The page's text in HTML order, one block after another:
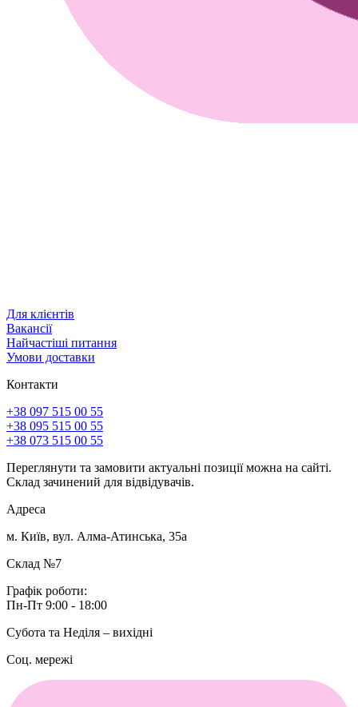
Для клієнтів
Вакансії
Найчастіші питання
Умови доставки
Контакти
+38 097 515 00 55
+38 095 515 00 55
+38 073 515 00 55
Переглянути та замовити актуальні позиції можна на сайті.
Склад зачинений для відвідувачів.
Адреса
м. Київ, вул. Алма-Атинська, 35а
Склад №7
Графік роботи:
Пн-Пт 9:00 - 18:00
Субота та Неділя – вихідні
Соц. мережі